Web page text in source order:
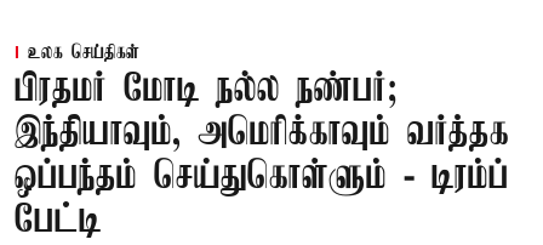
உலக செய்திகள்
பிரதமர் மோடி நல்ல நண்பர்;
இந்தியாவும், அமெரிக்காவும் வர்த்தக
ஒப்பந்தம் செய்துகொள்ளும் - டிரம்ப்
பேட்டி